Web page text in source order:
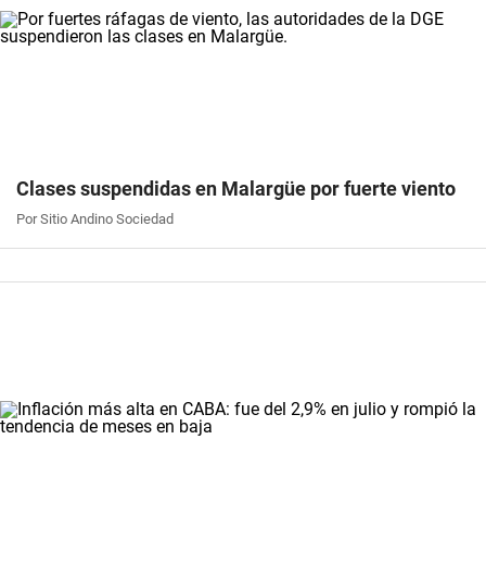
Clases suspendidas en Malargüe por fuerte viento
Por Sitio Andino Sociedad